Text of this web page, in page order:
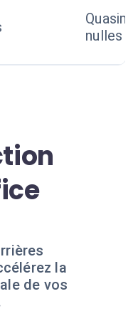
nulles
la
de vos